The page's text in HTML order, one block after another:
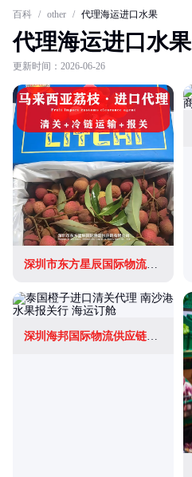
百科 / other / 代理海运进口水果
代理海运进口水果
更新时间：2026-06-26
深圳市东方星辰国际物流供应链有限公司
深圳海邦国际物流供应链有限公司